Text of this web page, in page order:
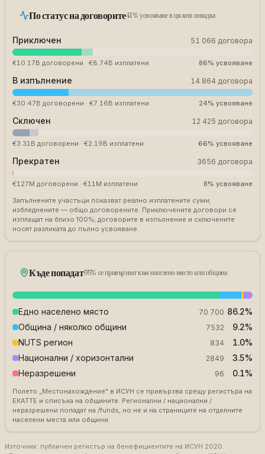
По статус на договорите41% усвояване в цялата извадка
Приключен 51 066 договора
€10.17B договорени · €8.74B изплатени 86% усвояване
В изпълнение 14 864 договора
€30.47B договорени · €7.16B изплатени 24% усвояване
Сключен 12 425 договора
€3.31B договорени · €2.19B изплатени 66% усвояване
Прекратен 3656 договора
€127M договорени · €11M изплатени 8% усвояване
Запълнените участъци показват реално изплатените суми;
избледнените — общо договорените. Приключените договори се
изплащат на близо 100%; договорите в изпълнение и сключените
носят разликата до пълно усвояване.
Къде попадат95% се привързват към населено място или община
Едно населено място 70 700 86.2%
Община / няколко общини
7532 9.2%
NUTS регион
834 1.0%
Национални / хоризонтални
2849 3.5%
Неразрешени
96 0.1%
Полето „Местонахождение" в ИСУН се привързва срещу регистъра на
ЕКАТТЕ и списъка на общините. Регионални / национални /
неразрешени попадат на /funds, но не и на страниците на отделните
населени места или общини.
Източник: публичен регистър на бенефициентите на ИСУН 2020.